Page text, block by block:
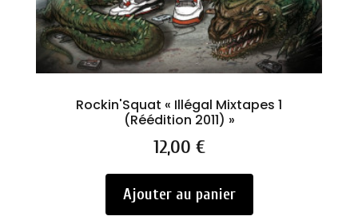
Rockin'Squat « Illégal Mixtapes 1
(Réédition 2011) »
Prix
12,00 €
Ajouter au panier